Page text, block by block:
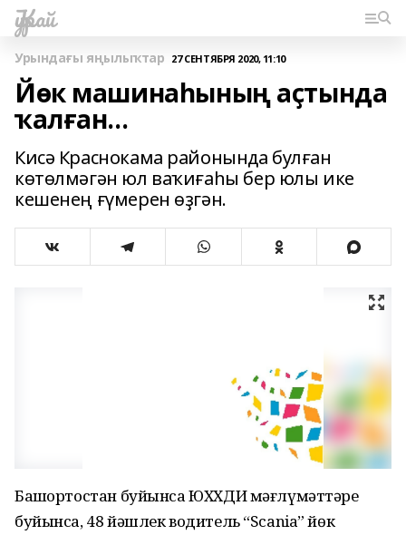
Ҡурай
Урындағы яңылыҡтар 27 СЕНТЯБРЯ 2020, 11:10
Йөк машинаһының аҫтында
ҡалған...
Кисә Краснокама районында булған
көтөлмәгән юл ваҡиғаһы бер юлы ике
кешенең ғүмерен өҙгән.
Башҡортостан буйынса ЮХХДИ мәғлүмәттәре
буйынса, 48 йәшлек водитель “Scania” йөк